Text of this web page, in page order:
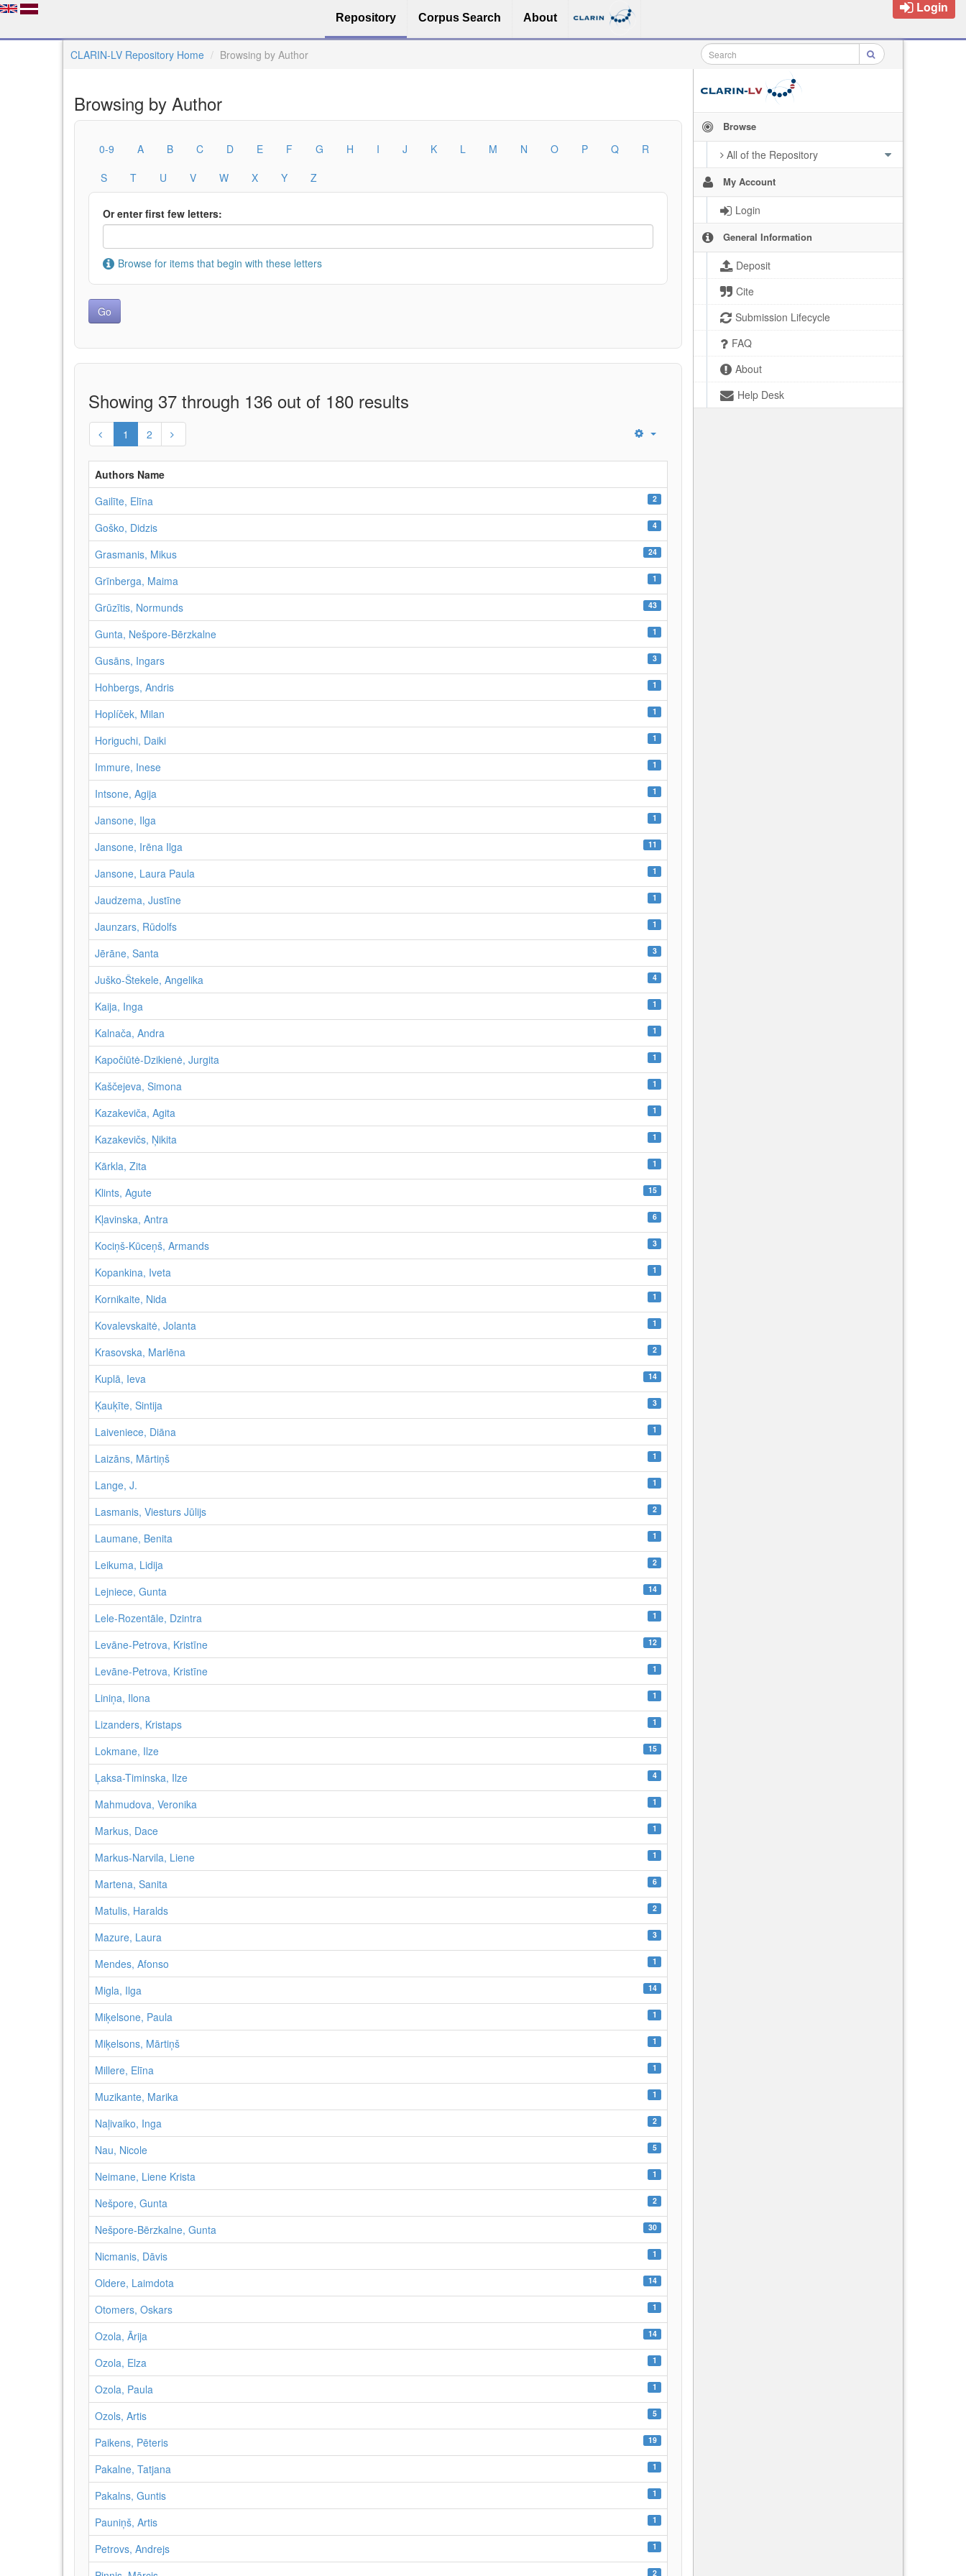
Repository Corpus Search About
Login
CLARIN-LV Repository Home Browsing by Author
Browse
All of the Repository
My Account
Login
General Information
Deposit
Cite
Submission Lifecycle
FAQ
About
Help Desk
Browsing by Author
0-9 A B C D E F G H I J K L M N O P Q
R
S
T U V W X Y Z
Or enter first few letters:
Browse for items that begin with these letters
Showing 37 through 136 out of 180 results
1 2
Authors Name
Gailīte, Elīna
2
Goško, Didzis 4
Grasmanis, Mikus 24
Grīnberga, Maima 1
Grūzītis, Normunds 43
Gunta, Nešpore-Bērzkalne 1
Gusāns, Ingars 3
Hohbergs, Andris 1
Hoplíček, Milan 1
Horiguchi, Daiki 1
Immure, Inese 1
Intsone, Agija 1
Jansone, Ilga 1
Jansone, Irēna Ilga 11
Jansone, Laura Paula 1
Jaudzema, Justīne 1
Jaunzars, Rūdolfs 1
Jērāne, Santa 3
Juško-Štekele, Angelika 4
Kaija, Inga 1
Kalnača, Andra 1
Kapočiūtė-Dzikienė, Jurgita 1
Kaščejeva, Simona 1
Kazakeviča, Agita 1
Kazakevičs, Ņikita 1
Kārkla, Zita 1
Klints, Agute 15
Kļavinska, Antra 6
Kociņš-Kūceņš, Armands 3
Kopankina, Iveta 1
Kornikaite, Nida 1
Kovalevskaitė, Jolanta 1
Krasovska, Marlēna 2
Kuplā, Ieva 14
Ķauķīte, Sintija 3
Laiveniece, Diāna 1
Laizāns, Mārtiņš 1
Lange, J. 1
Lasmanis, Viesturs Jūlijs 2
Laumane, Benita 1
Leikuma, Lidija 2
Lejniece, Gunta 14
Lele-Rozentāle, Dzintra 1
Levāne-Petrova, Kristīne 12
Levāne‑Petrova, Kristīne 1
Liniņa, Ilona 1
Lizanders, Kristaps 1
Lokmane, Ilze 15
Ļaksa-Timinska, Ilze 4
Mahmudova, Veronika 1
Markus, Dace 1
Markus-Narvila, Liene 1
Martena, Sanita 6
Matulis, Haralds 2
Mazure, Laura 3
Mendes, Afonso 1
Migla, Ilga 14
Miķelsone, Paula 1
Miķelsons, Mārtiņš 1
Millere, Elīna 1
Muzikante, Marika 1
Naļivaiko, Inga 2
Nau, Nicole 5
Neimane, Liene Krista 1
Nešpore, Gunta 2
Nešpore-Bērzkalne, Gunta 30
Nicmanis, Dāvis 1
Oldere, Laimdota 14
Otomers, Oskars 1
Ozola, Ārija 14
Ozola, Elza 1
Ozola, Paula 1
Ozols, Artis 5
Paikens, Pēteris 19
Pakalne, Tatjana 1
Pakalns, Guntis 1
Pauniņš, Artis 1
Petrovs, Andrejs 1
2